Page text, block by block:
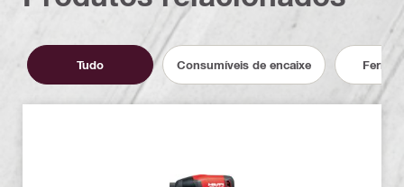
Tudo Consumíveis de encaixe